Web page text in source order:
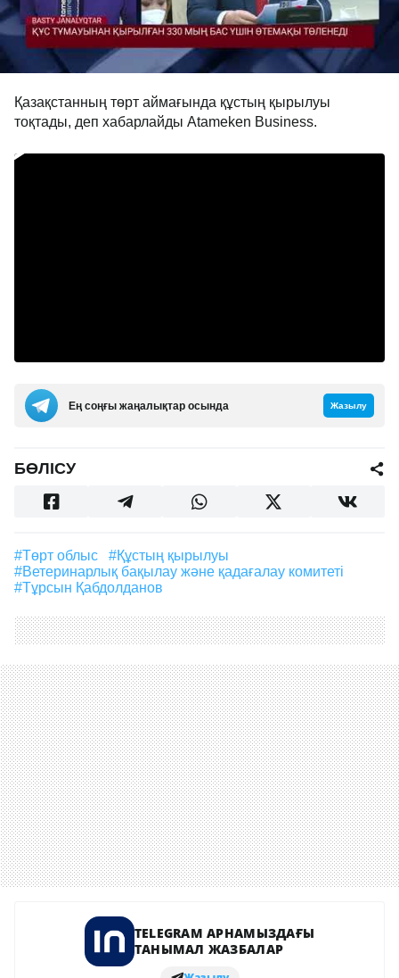
Қазақстанның төрт аймағында құстың қырылуы
тоқтады, деп хабарлайды Аtameken Business.
Ең соңғы жаңалықтар осында Жазылу
БӨЛІСУ
#Төрт облыс
#құстың қырылуы
#Ветеринарлық бақылау және қадағалау комитеті
#Тұрсын Қабдолданов